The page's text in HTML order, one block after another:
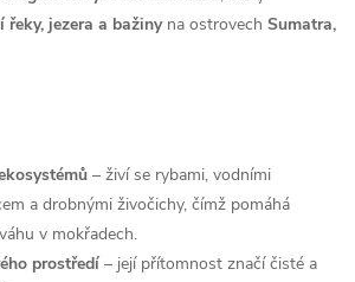
řeky, jezera a bažinyna ostrovech Sumatra,
– živí se rybami, vodními
a drobnými živočichy, čímž pomáhá
v mokřadech.
prostředí – její přítomnost značí čisté a